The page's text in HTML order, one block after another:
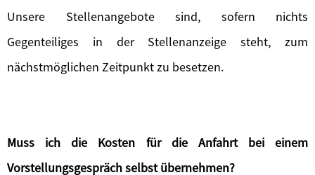
Unsere Stellenangebote sind, sofern nichts
Gegenteiliges in der Stellenanzeige steht, zum
nächstmöglichen Zeitpunkt zu besetzen.
Muss ich die Kosten für die Anfahrt bei einem
Vorstellungsgespräch selbst übernehmen?